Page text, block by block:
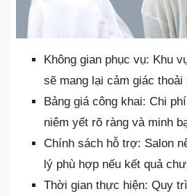
Không gian phục vụ: Khu
sẽ mang lại cảm giác thoải
Bảng giá công khai: Chi
niêm yết rõ ràng và minh
Chính sách hỗ trợ: Salon
lý phù hợp nếu kết quả
Thời gian thực hiện: Quy